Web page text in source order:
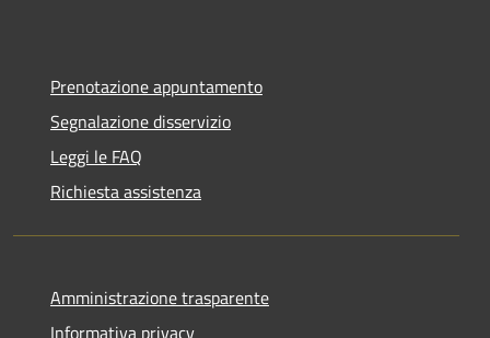
Prenotazione appuntamento
Segnalazione disservizio
Leggi le FAQ
Richiesta assistenza
Amministrazione trasparente
Informativa privacy